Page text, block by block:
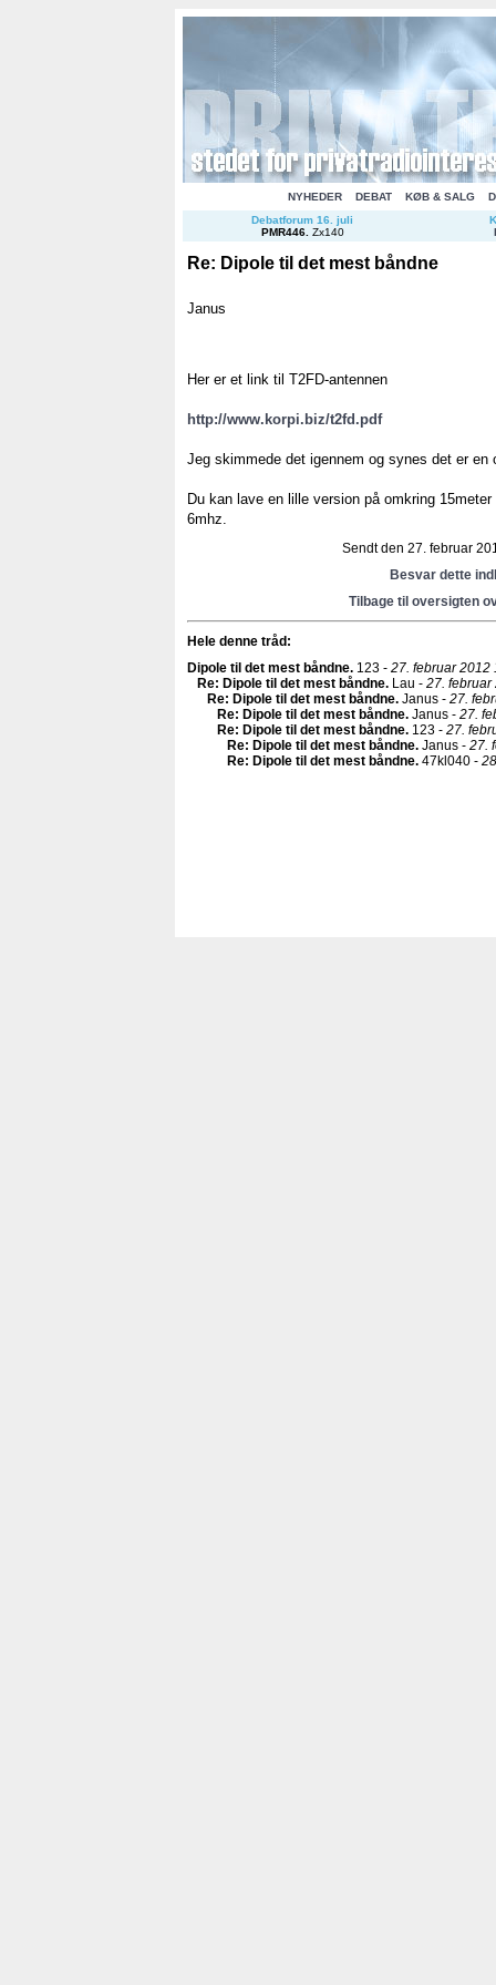
NYHEDER DEBAT KØB & SALG
Debatforum 16. juli
PMR446. Zx140
Re: Dipole til det mest båndne
Janus
Her er et link til T2FD-antennen
http://www.korpi.biz/t2fd.pdf
Jeg skimmede det igennem og synes det er en
Du kan lave en lille version på omkring
6mhz.
Sendt den 27. februar
Besvar dette
Tilbage til oversigten
Hele denne tråd:
Dipole til det mest båndne. 123 - 27. februar 2012
Re: Dipole til det mest båndne. Lau - 27. februar
Re: Dipole til det mest båndne. Janus - 27.
Re: Dipole til det mest båndne. Janus - 27.
Re: Dipole til det mest båndne. 123 - 27.
Re: Dipole til det mest båndne. Janus - 27.
Re: Dipole til det mest båndne. 47kl040 -